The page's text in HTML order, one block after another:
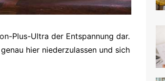
Plus-Ultra der Entspannung dar.
hier niederzulassen und sich